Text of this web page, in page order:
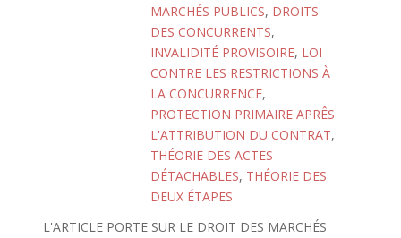
MARCHÉS PUBLICS, DROITS
DES CONCURRENTS,
INVALIDITÉ PROVISOIRE, LOI
CONTRE LES RESTRICTIONS À
LA CONCURRENCE,
PROTECTION PRIMAIRE APRÊS
L'ATTRIBUTION DU CONTRAT,
THÉORIE DES ACTES
DÉTACHABLES, THÉORIE DES
DEUX ÉTAPES
L'ARTICLE PORTE SUR LE DROIT DES MARCHÉS